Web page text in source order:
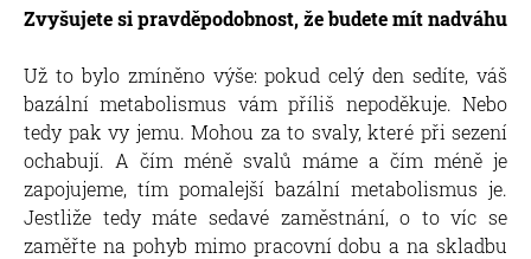
Zvyšujete si pravděpodobnost, že budete mít nadváhu
Už to bylo zmíněno výše: pokud celý den sedíte, váš
bazální metabolismus vám příliš nepoděkuje. Nebo
tedy pak vy jemu. Mohou za to svaly, které při sezení
ochabují. A čím méně svalů máme a čím méně je
zapojujeme, tím pomalejší bazální metabolismus je.
Jestliže tedy máte sedavé zaměstnání, o to víc se
zaměřte na pohyb mimo pracovní dobu a na skladbu